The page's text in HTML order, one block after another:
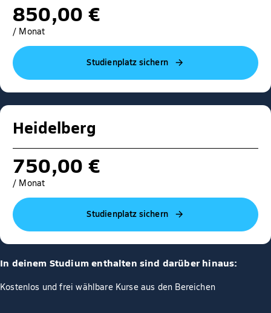
850,00 €
/ Monat
Studienplatz sichern
Heidelberg
750,00 €
/ Monat
Studienplatz sichern
In deinem Studium enthalten sind darüber hinaus:
Kostenlos und frei wählbare Kurse aus den Bereichen